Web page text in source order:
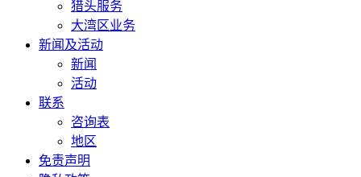
猎头服务
大湾区业务
新闻及活动
新闻
活动
联系
咨询表
地区
免责声明